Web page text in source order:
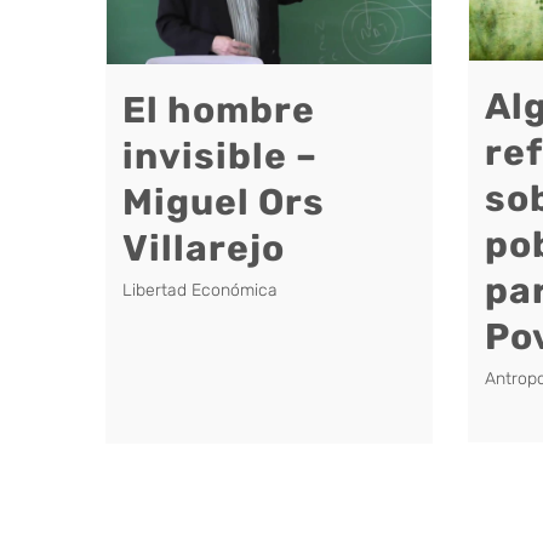
El hombre
invisible –
Miguel Ors
Villarejo
Libertad Económica